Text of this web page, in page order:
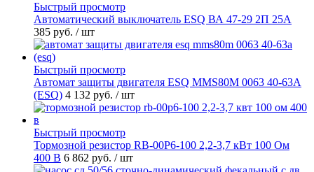
Быстрый просмотр
Автоматический выключатель ESQ ВА 47-29 2П 25А
385 руб. / шт
Быстрый просмотр
Автомат защиты двигателя ESQ MMS80M 0063 40-63А
(ESQ) 4 132 руб. / шт
Быстрый просмотр
Тормозной резистор RB-00P6-100 2,2-3,7 кВт 100 Ом
400 В 6 862 руб. / шт